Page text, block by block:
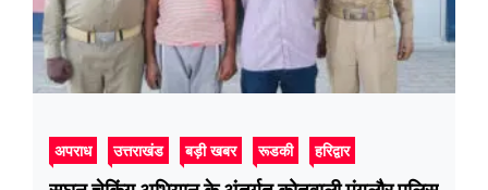
अपराध उत्तराखंड बड़ी खबर रूडकी हरिद्वार